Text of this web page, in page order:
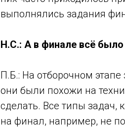
выполнялись задания
Н.С.: А в финале всё
П.Б.: На отборочном
они были похожи на
сделать. Все типы задач,
на финал, например, не